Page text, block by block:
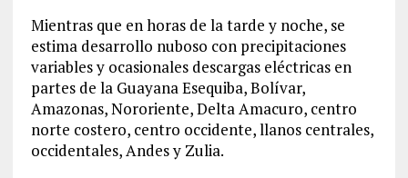
Mientras que en horas de la tarde y noche, se
estima desarrollo nuboso con precipitaciones
variables y ocasionales descargas eléctricas en
partes de la Guayana Esequiba, Bolívar,
Amazonas, Nororiente, Delta Amacuro, centro
norte costero, centro occidente, llanos centrales,
occidentales, Andes y Zulia.